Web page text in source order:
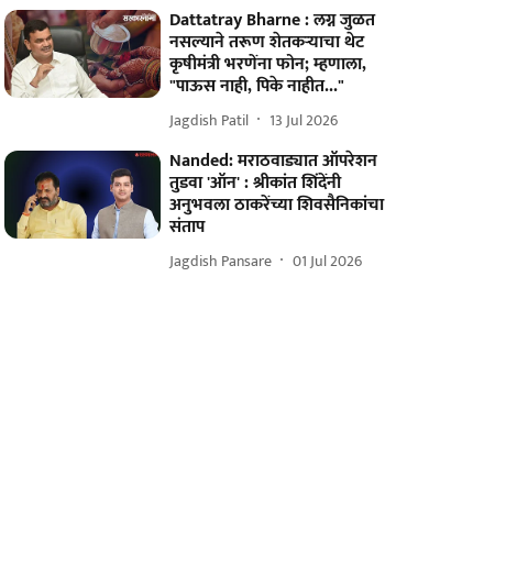
Dattatray Bharne : लग्न जुळत
नसल्याने तरूण शेतकऱ्याचा थेट
कृषीमंत्री भरणेंना फोन; म्हणाला,
"पाऊस नाही, पिके नाहीत..."
Jagdish Patil 13 Jul 2026
Nanded: मराठवाड्यात ऑपरेशन
तुडवा 'ऑन' : श्रीकांत शिंदेंनी
अनुभवला ठाकरेंच्या शिवसैनिकांचा
संताप
Jagdish Pansare 01 Jul 2026